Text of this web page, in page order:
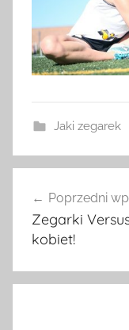
Jaki zegarek
wpisu
Poprzedni
Zegarki
kobiet!